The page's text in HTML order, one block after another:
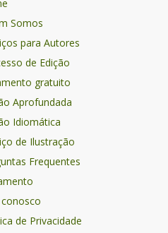
Somos
para Autores
de Edição
gratuito
Aprofundada
Idiomática
de Ilustração
Frequentes
conosco
de Privacidade